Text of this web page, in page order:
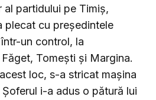
al partidului pe Timiș,
plecat cu președintele
un control, la
Tomești și Margina.
loc, s-a stricat mașina
i-a adus o pătură lui